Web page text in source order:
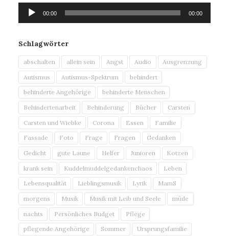
Audio-
Player
00:00 00:00
Schlagwörter
abschalten allein sein Angst Audio
Ausgrenzung
Autismus
Autismus-Spektrum
behindert
behinderte Angehörige
behinderte Menschen
Behindertenarbeit
Behinderung Bücher
Carsten
Carsten und Wiebke
Corona Essen
Familie
Fassade
Foto Frage Fragen
Gedanken
Gedicht
gute Laune Helfer Junioren
Kotzen
krank sein
Kuddelmuddelgedankenchaos
Leben
Lebensqualität
Lieblingsmusik Lyrik
MamS
morgens
Musik Musik mit Leib und Seele
müde
nachts
Persönliches Budget
Pflege
pflegende Angehörige
Sommer Ursprungsfamilie